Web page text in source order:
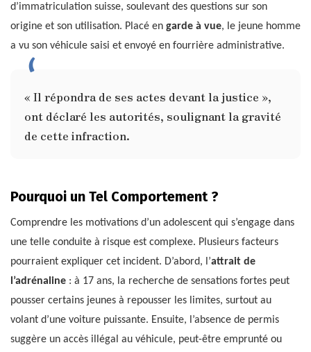
d’immatriculation suisse, soulevant des questions sur son
origine et son utilisation. Placé en garde à vue, le jeune homme
a vu son véhicule saisi et envoyé en fourrière administrative.
« Il répondra de ses actes devant la justice »,
ont déclaré les autorités, soulignant la gravité
de cette infraction.
Pourquoi un Tel Comportement ?
Comprendre les motivations d’un adolescent qui s’engage dans
une telle conduite à risque est complexe. Plusieurs facteurs
pourraient expliquer cet incident. D’abord, l’attrait de
l’adrénaline : à 17 ans, la recherche de sensations fortes peut
pousser certains jeunes à repousser les limites, surtout au
volant d’une voiture puissante. Ensuite, l’absence de permis
suggère un accès illégal au véhicule, peut-être emprunté ou